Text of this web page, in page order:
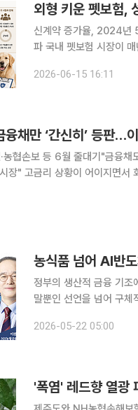
외형 키운 펫보험,
신계약 증가율, 2024년
파 국내 펫보험 시장이 매년 외형을 키우며 우상향 곡선을 그리고 있지만 신계약 유입의 성장 속도
세가 둔화한 측면도 있으
2026-06-15 16:11
채만 ‘간신히’ 등판…
농협손보 등 6월 줄대기"금융
채 시장에 잇달아
정부의 생산적 금융 기조
말뿐인 선언을 넘어 구
어질지 주목된다. 이투데
2026-05-22 05:00
'폭염' 레드향 열광